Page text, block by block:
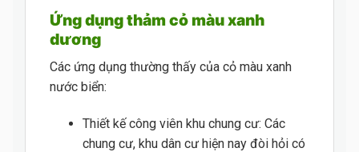
Ứng dụng thảm cỏ màu xanh
dương
Các ứng dụng thường thấy của cỏ màu xanh
nước biển:
Thiết kế công viên khu chung cư: Các
chung cư, khu dân cư hiện nay đòi hỏi có